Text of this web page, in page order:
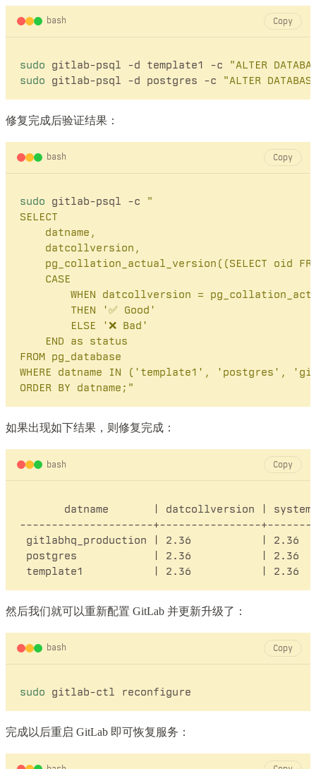
bash Copy
sudo gitlab-psql -d template1 -c
"ALTER
sudo gitlab-psql -d postgres -c "ALTER
修复完成后验证结果：
bash Copy
sudo gitlab-psql -c
"
SELECT
    datname,
    datcollversion,
pg_collation_actual_version((SELECT oid
    CASE
WHEN datcollversion =
        THEN '✅ Good'
        ELSE '❌ Bad'
    END as status
FROM pg_database
WHERE datname IN ('template1', 'postgres',
ORDER BY datname;"
如果出现如下结果，则修复完成：
bash Copy
datname       | datcollversion |
---------------------+----------------
gitlabhq_production | 2.36           | 2.36
postgres            | 2.36           | 2.36
然后我们就可以重新配置 GitLab 并更新升级了：
bash Copy
sudo
完成以后重启 GitLab 即可恢复服务：